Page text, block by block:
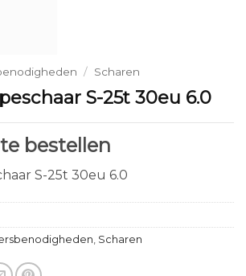
/ Scharen
S-25t 30eu 6.0
bestellen
S-25t 30eu 6.0
Scharen